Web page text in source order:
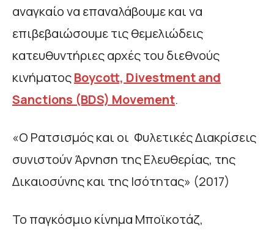
αναγκαίο να επαναλάβουμε και να
επιβεβαιώσουμε τις θεμελιώδεις
κατευθυντήριες αρχές του διεθνούς
κινήματοςBoycott, Divestment and
Sanctions (BDS) Movement.
«Ο Ρατσισμός και οι Φυλετικές Διακρίσεις
συνιστούν Άρνηση της Ελευθερίας, της
Δικαιοσύνης και της Ισότητας» (2017)
Το παγκόσμιο κίνημα Μποϊκοτάζ,